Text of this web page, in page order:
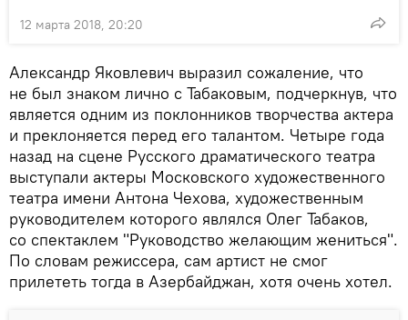
12 марта 2018, 20:20
Александр Яковлевич выразил сожаление, что
не был знаком лично с Табаковым, подчеркнув, что
является одним из поклонников творчества актера
и преклоняется перед его талантом. Четыре года
назад на сцене Русского драматического театра
выступали актеры Московского художественного
театра имени Антона Чехова, художественным
руководителем которого являлся Олег Табаков,
со спектаклем "Руководство желающим жениться".
По словам режиссера, сам артист не смог
прилететь тогда в Азербайджан, хотя очень хотел.